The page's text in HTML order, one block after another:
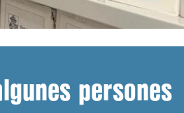
persones